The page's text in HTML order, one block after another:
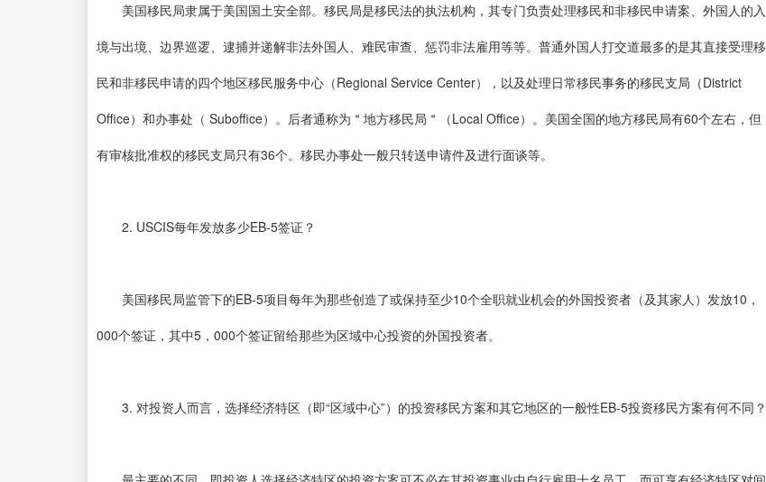
美国移民局隶属于美国国土安全部。移民局是移民法的执法机构，其专门负责处理移民和非移民申请案、外国人的入
境与出境、边界巡逻、逮捕并递解非法外国人、难民审查、惩罚非法雇用等等。普通外国人打交道最多的是其直接受理移
民和非移民申请的四个地区移民服务中心（Regional Service Center），以及处理日常移民事务的移民支局（District
Office）和办事处（ Suboffice）。后者通称为＂地方移民局＂（Local Office）。美国全国的地方移民局有60个左右，但
有审核批准权的移民支局只有36个。移民办事处一般只转送申请件及进行面谈等。
2. USCIS每年发放多少EB-5签证？
美国移民局监管下的EB-5项目每年为那些创造了或保持至少10个全职就业机会的外国投资者（及其家人）发放10，
000个签证，其中5，000个签证留给那些为区域中心投资的外国投资者。
3. 对投资人而言，选择经济特区（即“区域中心”）的投资移民方案和其它地区的一般性EB-5投资移民方案有何不同？